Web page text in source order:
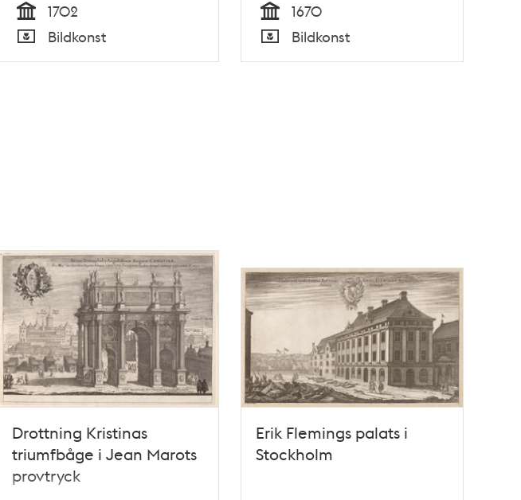
Tid
1702
Typ
Bildkonst Tid
1670
Typ
Bildkonst
Drottning Kristinas
triumfbåge i Jean Marots
provtryck
Erik Flemings palats i
Stockholm